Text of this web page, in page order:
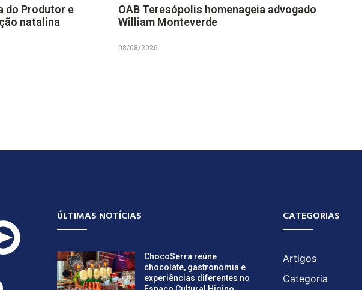
do Produtor e
natalina
OAB Teresópolis homenageia advogado
William Monteverde
08/08/2026
ÚLTIMAS NOTÍCIAS
ChocoSerra reúne
chocolate, gastronomia e
experiências diferentes no
CATEGORIAS
Artigos
Categoria